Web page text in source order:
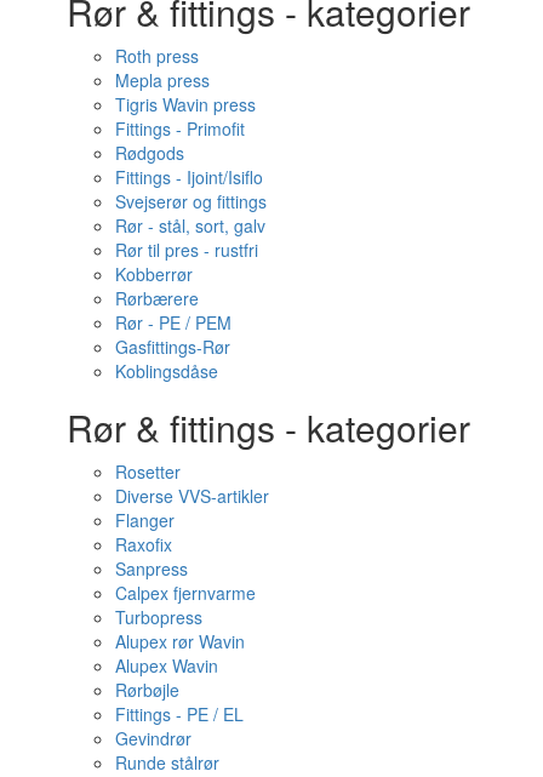
Rør & fittings - kategorier
Roth press
Mepla press
Tigris Wavin press
Fittings - Primofit
Rødgods
Fittings - Ijoint/Isiflo
Svejserør og fittings
Rør - stål, sort, galv
Rør til pres - rustfri
Kobberrør
Rørbærere
Rør - PE / PEM
Gasfittings-Rør
Koblingsdåse
Rør & fittings - kategorier
Rosetter
Diverse VVS-artikler
Flanger
Raxofix
Sanpress
Calpex fjernvarme
Turbopress
Alupex rør Wavin
Alupex Wavin
Rørbøjle
Fittings - PE / EL
Gevindrør
Runde stålrør